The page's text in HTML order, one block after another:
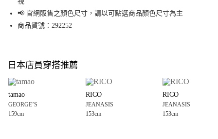
街口支付
悠遊付
全盈+PAY
大哥付你分期
1.本服務由台灣大哥大提供，台灣大哥大用戶可立即使用無須另外申請。
2.付款方式選擇「大哥付你分期」，訂單成立後會自動跳轉到大哥付的交易
AFTEE先享後付
📢 官網販售之顏色尺寸，請以可點選商品顏色尺寸為主
商品貨號：292252
日本店員穿搭推薦
tamao
GEORGE’S
159cm
RICO
JEANASIS
153cm
RICO
JEANASIS
153cm